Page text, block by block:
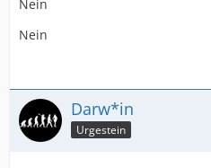
der AudioLink XT, wenn man
Streamt er bei zwei CIs die
Bekommt es dann das
Signal oder nur den Kanal für
Meinen Experimenten nach
Nein
Nein
Darw*in
Urgestein